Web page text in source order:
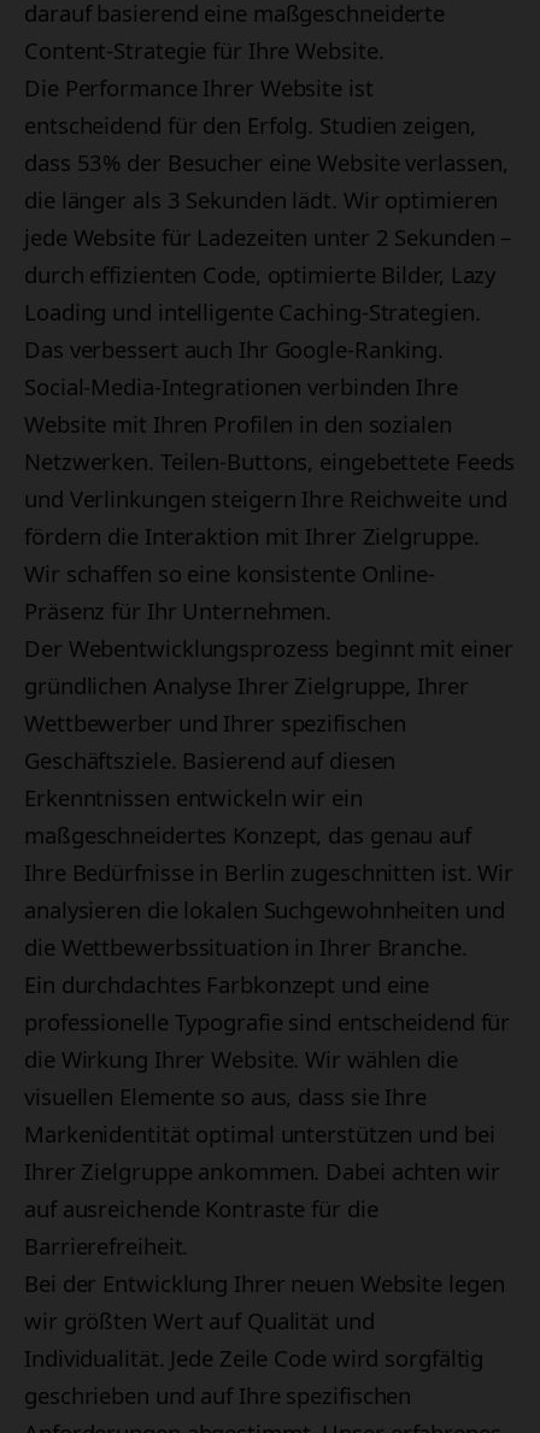
darauf basierend eine maßgeschneiderte
Content-Strategie für Ihre Website.
Die Performance Ihrer Website ist
entscheidend für den Erfolg. Studien zeigen,
dass 53% der Besucher eine Website verlassen,
die länger als 3 Sekunden lädt. Wir optimieren
jede Website für Ladezeiten unter 2 Sekunden –
durch effizienten Code, optimierte Bilder, Lazy
Loading und intelligente Caching-Strategien.
Das verbessert auch Ihr Google-Ranking.
Social-Media-Integrationen verbinden Ihre
Website mit Ihren Profilen in den sozialen
Netzwerken. Teilen-Buttons, eingebettete Feeds
und Verlinkungen steigern Ihre Reichweite und
fördern die Interaktion mit Ihrer Zielgruppe.
Wir schaffen so eine konsistente Online-
Präsenz für Ihr Unternehmen.
Der Webentwicklungsprozess beginnt mit einer
gründlichen Analyse Ihrer Zielgruppe, Ihrer
Wettbewerber und Ihrer spezifischen
Geschäftsziele. Basierend auf diesen
Erkenntnissen entwickeln wir ein
maßgeschneidertes Konzept, das genau auf
Ihre Bedürfnisse in Berlin zugeschnitten ist. Wir
analysieren die lokalen Suchgewohnheiten und
die Wettbewerbssituation in Ihrer Branche.
Ein durchdachtes Farbkonzept und eine
professionelle Typografie sind entscheidend für
die Wirkung Ihrer Website. Wir wählen die
visuellen Elemente so aus, dass sie Ihre
Markenidentität optimal unterstützen und bei
Ihrer Zielgruppe ankommen. Dabei achten wir
auf ausreichende Kontraste für die
Barrierefreiheit.
Bei der Entwicklung Ihrer neuen Website legen
wir größten Wert auf Qualität und
Individualität. Jede Zeile Code wird sorgfältig
geschrieben und auf Ihre spezifischen